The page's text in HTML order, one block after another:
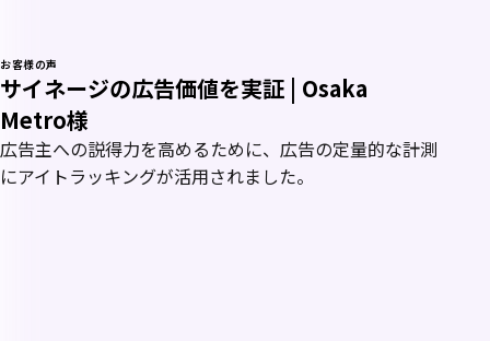
お客様の声
サイネージの広告価値を実証 | Osaka
Metro様
広告主への説得力を高めるために、広告の定量的な計測
にアイトラッキングが活用されました。